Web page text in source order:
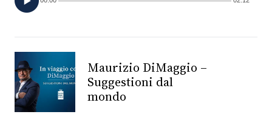
PRINCIPATO
MONACO
RMC
CONSIGLIA
Maurizio DiMaggio –
Suggestioni dal
mondo